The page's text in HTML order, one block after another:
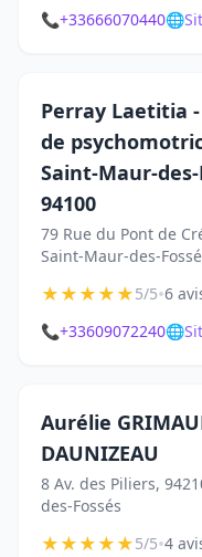
📞+33666070440🌐
Perray Laetitia
de
Saint-Maur-des-
94100
79 Rue du Pont de
Saint-Maur-des-
★★★★★5/5•6
📞+33609072240🌐
Aurélie
DAUNIZEAU
8 Av. des Piliers,
des-Fossés
★★★★★5/5•4